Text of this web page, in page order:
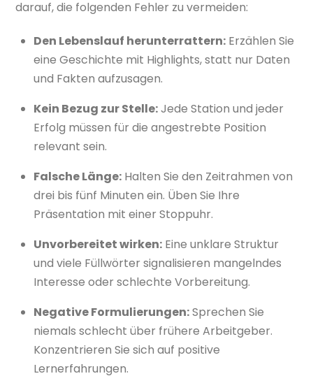
darauf, die folgenden Fehler zu vermeiden:
Den Lebenslauf herunterrattern: Erzählen Sie
eine Geschichte mit Highlights, statt nur Daten
und Fakten aufzusagen.
Kein Bezug zur Stelle:Jede Station und jeder
Erfolg müssen für die angestrebte Position
relevant sein.
Falsche Länge: Halten Sie den Zeitrahmen von
drei bis fünf Minuten ein. Üben Sie Ihre
Präsentation mit einer Stoppuhr.
Unvorbereitet wirken: Eine unklare Struktur
und viele Füllwörter signalisieren mangelndes
Interesse oder schlechte Vorbereitung.
Negative Formulierungen:Sprechen Sie
niemals schlecht über frühere Arbeitgeber.
Konzentrieren Sie sich auf positive
Lernerfahrungen.